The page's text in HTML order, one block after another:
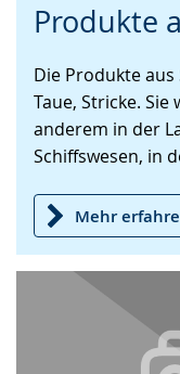
Produkte
Leichten
wechseln.
Audio-
Video
Deutscher
Gebärdensprache
wird
angezeigt.
Die Produkte aus
Taue, Stricke.
anderem in der
Schiffswesen, in
Mehr